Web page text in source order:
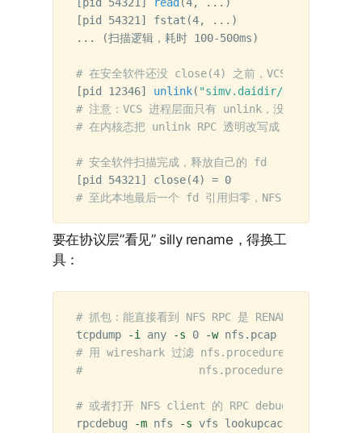
[pid 54321] fstat (4, ... )
...
(扫描逻辑，耗时 100-500ms)
# 在安全软件还没 close(4) 之前，VCS 后续阶段发
[pid 12346] unlink( "simv.daidir/sysclib/
# 注意：VCS 进程层面只有 unlink，没有
# 在内核态把 unlink RPC 透明改写成 RENAME，对用
# 安全软件扫描完成，释放自己的 fd
[pid 54321] close(4) =
0
# 至此本地最后一个 fd 引用归零，NFS client 才发
要在协议层”看见” silly rename，得换工
具：
# 抓包：能直接看到 NFS RPC 是 RENAME 而不是
tcpdump
-i any -s 0
-w
# 用 wireshark 过滤 nfs.procedure_v3 == 14
#                  nfs.procedure_v3 == 12
# 或者打开 NFS client 的 RPC debug
rpcdebug
-m nfs -s